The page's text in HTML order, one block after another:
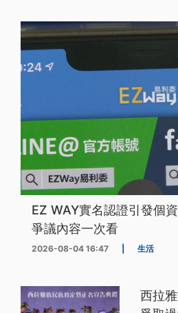
EZ WAY實名認證引發個
爭議內容一次看
2026-08-04 16:47 生活
西拉